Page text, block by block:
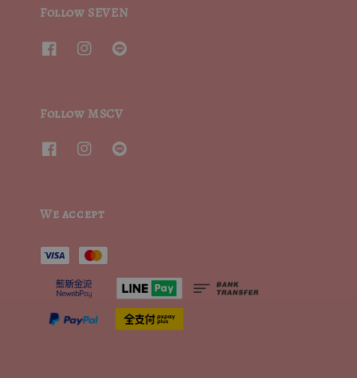
Follow SEVEN
Follow MSCV
We accept